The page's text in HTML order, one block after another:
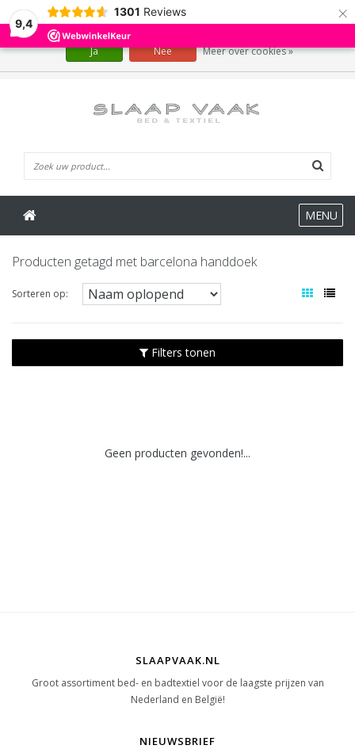
9,4
1301 Reviews ×
MENU
Producten getagd met barcelona handdoek
Sorteren op:
Filters tonen
Geen producten gevonden!...
SLAAPVAAK.NL
Groot assortiment bed- en badtextiel voor de laagste prijzen van
Nederland en België!
NIEUWSBRIEF
Wij slaan cookies op om onze website te verbeteren. Is dat akkoord?
Ja Nee Meer over cookies »